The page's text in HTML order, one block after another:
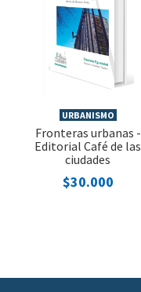
URBANISMO
Fronteras urbanas -
Editorial Café de las
ciudades
$30.000